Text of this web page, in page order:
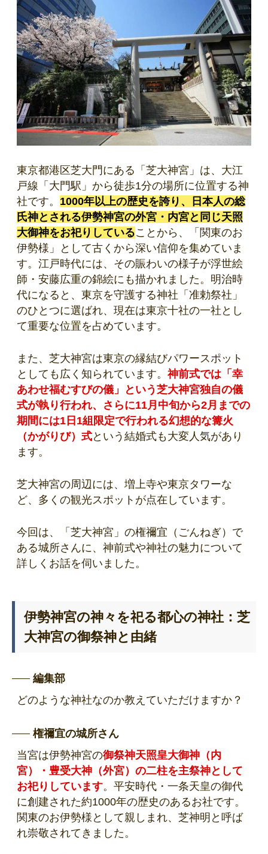
東京都港区芝大門にある「芝大神宮」は、大江
戸線「大門駅」から徒歩1分の場所に位置する神
社です。 1000年以上の歴史を誇り、日本人の総
氏神とされる伊勢神宮の外宮・内宮と同じ天照
大御神をお祀りしていることから、「関東のお
伊勢様」として古くから深い信仰を集めていま
す。江戸時代には、その賑わいの様子が浮世絵
師・安藤広重の錦絵にも描かれました。明治時
代になると、東京を守護する神社「准勅祭社」
のひとつに選ばれ、現在は東京十社の一社とし
て重要な位置を占めています。
また、芝大神宮は東京の縁結びパワースポット
としても広く知られています。 神前式では「幸
あわせ福むすびの儀」という芝大神宮独自の儀
式が執り行われ、さらに11月中旬から2月までの
期間には1日1組限定で行われる幻想的な篝火
（かがりび）式という結婚式も大変人気があり
ます。
芝大神宮の周辺には、増上寺や東京タワーな
ど、多くの観光スポットが点在しています。
今回は、「芝大神宮」の権禰宜（ごんねぎ）で
ある城所さんに、神前式や神社の魅力について
詳しくお話を伺いました。
伊勢神宮の神々を祀る都心の神社：芝
大神宮の御祭神と由緒
編集部
どのような神社なのか教えていただけますか？
権禰宜の城所さん
当宮は伊勢神宮の御祭神天照皇大御神（内
宮）・豊受大神（外宮）の二柱を主祭神として
お祀りしています。平安時代・一条天皇の御代
に創建された約1000年の歴史のあるお社です。
関東のお伊勢様として親しまれ、芝神明と呼ば
れ崇敬されてきました。